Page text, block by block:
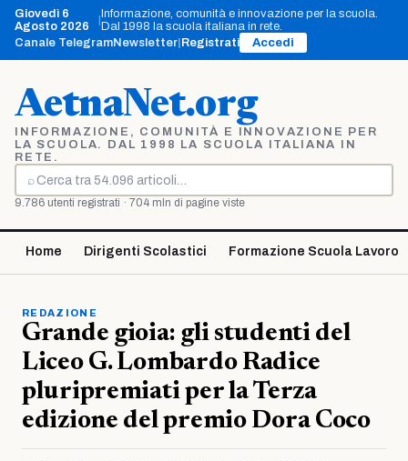
Vai
contenuto
Giovedì 6
Agosto 2026
Informazione, comunità e innovazione per la scuola.
Dal 1998 la scuola italiana in rete.
Canale TelegramNewsletter Registrati Accedi
AetnaNet.org
INFORMAZIONE, COMUNITÀ E INNOVAZIONE PER
LA SCUOLA. DAL 1998 LA SCUOLA ITALIANA IN
RETE.
⌕
Cerca
9.786 utenti registrati · 704 mln di pagine viste
Home Dirigenti Scolastici Formazione Scuola Lavoro
REDAZIONE
Grande gioia: gli studenti del
Liceo G. Lombardo Radice
pluripremiati per la Terza
edizione del premio Dora Coco